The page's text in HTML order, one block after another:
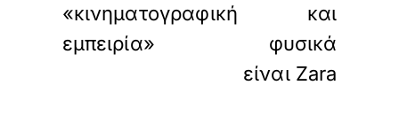
«κινηματογραφική
εμπειρία»
και
φυσικά
είναι Zara